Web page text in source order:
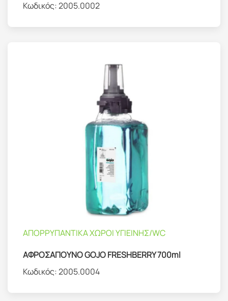
Κωδικός:2005.0002
ΑΠΟΡΡΥΠΑΝΤΙΚΑ ΧΩΡΟΙ ΥΓΙΕΙΝΗΣ/WC
ΑΦΡΟΣΑΠΟΥΝΟ GOJO FRESHBERRY 700ml
Κωδικός:2005.0004